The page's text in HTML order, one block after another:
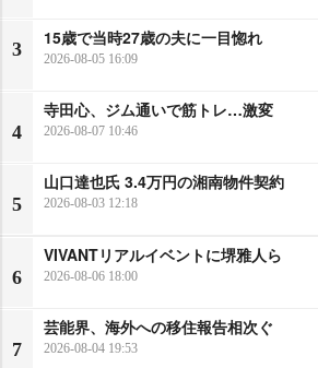
3
15歳で当時27歳の夫に一目惚れ
2026-08-05 16:09
4
寺田心、ジム通いで筋トレ…激変
2026-08-07 10:46
5
山口達也氏 3.4万円の湘南物件契約
2026-08-03 12:18
6
VIVANTリアルイベントに堺雅人ら
2026-08-06 18:00
7
芸能界、海外への移住報告相次ぐ
2026-08-04 19:53